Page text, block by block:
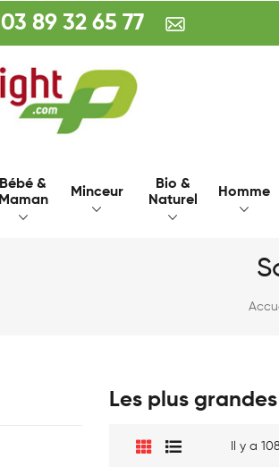
03 89 32 65 77
Bébé &
Maman
Minceur
Bio &
Naturel
Homme
Les plus
Il y a